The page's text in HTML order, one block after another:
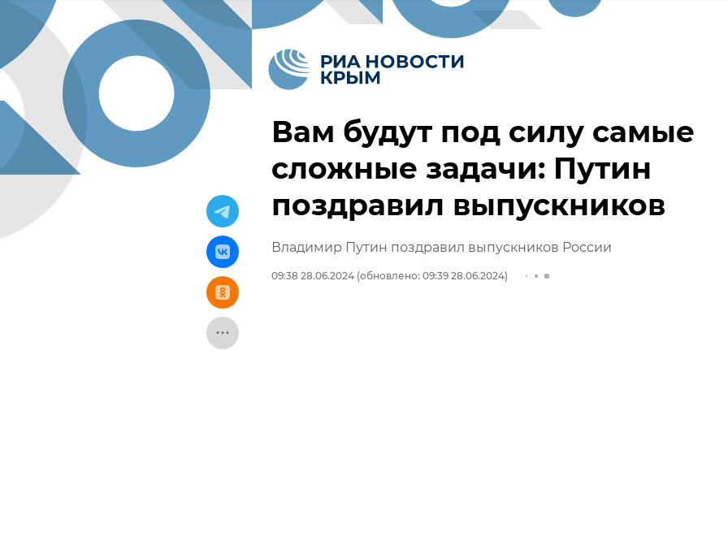
Вам будут под силу самые
сложные задачи: Путин
поздравил выпускников
Владимир Путин поздравил выпускников России
09:38 28.06.2024 (обновлено: 09:39 28.06.2024)